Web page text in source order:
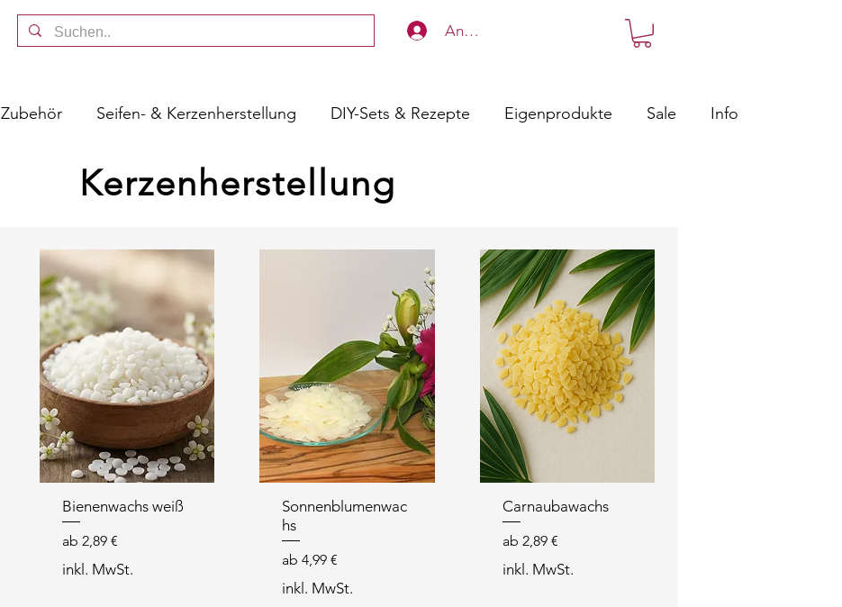
Anmelden
Zubehör Seifen- & Kerzenherstellung DIY-Sets & Rezepte Eigenprodukte Sale Info
Kerzenherstellung
Bienenwachs weiß
ab 2,89 €
Sale-Preis
inkl. MwSt.
Sonnenblumenwac
hs
ab 4,99 €
Sale-Preis
inkl. MwSt.
Carnaubawachs
ab 2,89 €
Sale-Preis
inkl. MwSt.